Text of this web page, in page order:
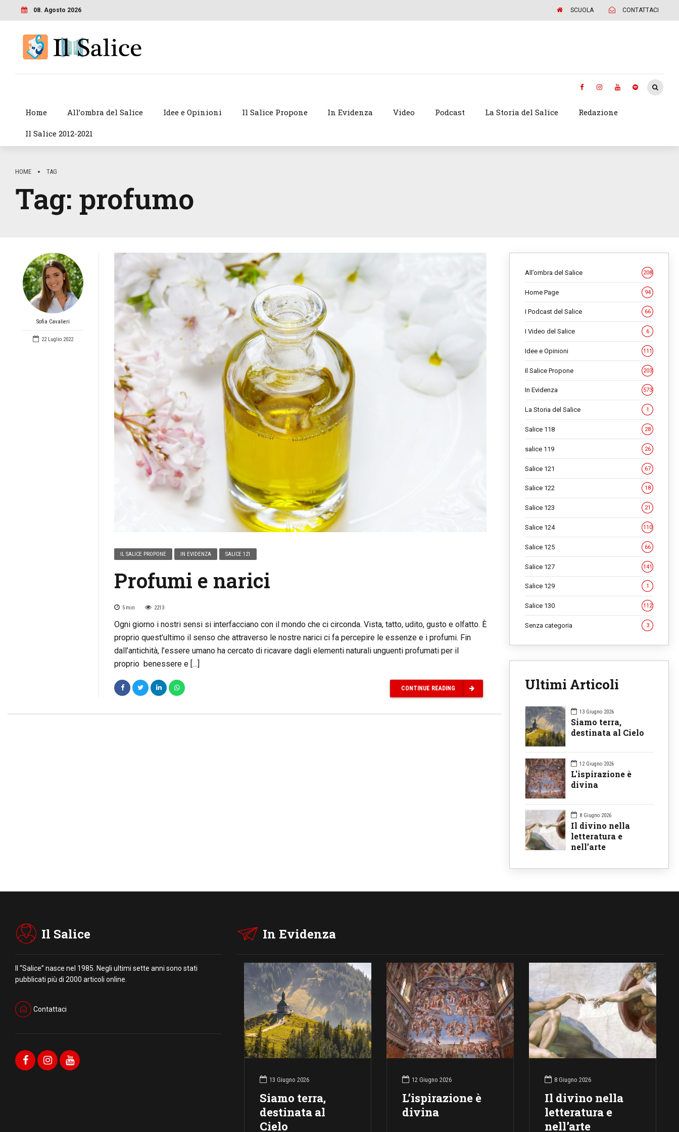
08. Agosto 2026 SCUOLA CONTATTACI
Home All’ombra del Salice Idee e Opinioni Il Salice Propone In Evidenza Video Podcast La Storia del Salice Redazione
Il Salice 2012-2021
HOME TAG
Tag: profumo
Sofia Cavalieri
22 Luglio 2022
IL SALICE PROPONE IN EVIDENZA SALICE 121
Profumi e narici
5 min 2213
Ogni giorno i nostri sensi si interfacciano con il mondo che ci circonda. Vista, tatto, udito, gusto e olfatto. È
proprio quest’ultimo il senso che attraverso le nostre narici ci fa percepire le essenze e i profumi. Fin
dall’antichità, l’essere umano ha cercato di ricavare dagli elementi naturali unguenti profumati per il
proprio benessere e […]
CONTINUE READING
All’ombra del Salice 208
Home Page 94
I Podcast del Salice 66
I Video del Salice 6
Idee e Opinioni 111
Il Salice Propone 203
In Evidenza 573
La Storia del Salice 1
Salice 118 28
salice 119 26
Salice 121 67
Salice 122 18
Salice 123 21
Salice 124 110
Salice 125 66
Salice 127 141
Salice 129 1
Salice 130 112
Senza categoria 3
Ultimi Articoli
13 Giugno 2026
Siamo terra,
destinata al Cielo
12 Giugno 2026
L'ispirazione è
divina
8 Giugno 2026
Il divino nella
letteratura e
nell’arte
Il Salice
Il “Salice” nasce nel 1985. Negli ultimi sette anni sono stati
pubblicati più di 2000 articoli online.
Contattaci
In Evidenza
13 Giugno 2026
Siamo terra,
destinata al
Cielo
12 Giugno 2026
L’ispirazione è
divina
8 Giugno 2026
Il divino nella
letteratura e
nell’arte